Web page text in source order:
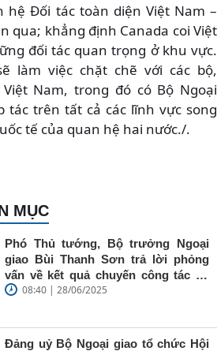
hệ Đối tác toàn diện Việt Nam –
qua; khẳng định Canada coi Việt
đối tác quan trọng ở khu vực.
làm việc chặt chẽ với các bộ,
Nam, trong đó có Bộ Ngoại
tác trên tất cả các lĩnh vực song
tế của quan hệ hai nước./.
MỤC
Phó Thủ tướng, Bộ trưởng Ngoại
giao Bùi Thanh Sơn trả lời phỏng
vấn về kết quả chuyến công tác tại
Trung Quốc của Thủ tướng Chính
08:40 | 28/06/2025
Đảng uỷ Bộ Ngoại giao tổ chức Hội